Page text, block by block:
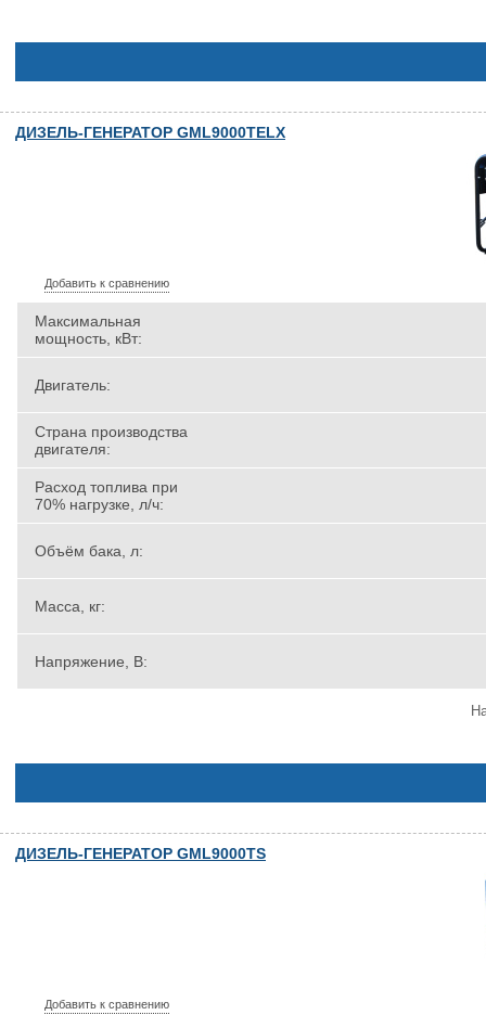
ДИЗЕЛЬ-ГЕНЕРАТОР GML9000TELX
Добавить к сравнению
Максимальная
мощность, кВт:
Двигатель:
Страна производства
двигателя:
Расход топлива при
70% нагрузке, л/ч:
Объём бака, л:
Масса, кг:
Напряжение, В:
ДИЗЕЛЬ-ГЕНЕРАТОР GML9000TS
Добавить к сравнению